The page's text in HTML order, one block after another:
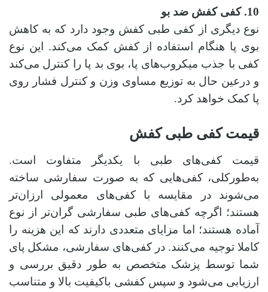
10. کفی کفش ضد بو
نوع دیگری از کفی طبی کفش وجود دارد که به کاهش
بوی پا هنگام استفاده از کفش کمک می‌کند. این نوع
کفی با جذب میکروب‌های پا، بوی بد پا را کنترل می‌کند
و درعین‌ حال به توزیع مساوی وزن و کنترل فشار روی
پا کمک خواهد کرد.
قیمت کفی طبی کفش
قیمت کفی‌های طبی با یکدیگر متفاوت است.
به‌طورکلی، کفی‌هایی که به‌ صورت سفارشی ساخته
می‌شوند در مقایسه با کفی‌های معمولی ارزان‌تر
هستند؛ اگرچه کفی‌های طبی سفارشی گران‌تر از نوع
آماده هستند؛ اما مزایای متعددی دارند که این هزینه را
کاملا توجیه می‌کنند. در کفی‌های سفارشی، مشکل پای
شما توسط پزشک متخصص به‌ طور دقیق بررسی و
ارزیابی می‌شود و سپس کفشی باکیفیت بالا و متناسب